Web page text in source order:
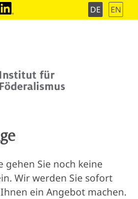
DE EN
gehen Sie noch keine
Wir werden Sie sofort
ein Angebot machen.